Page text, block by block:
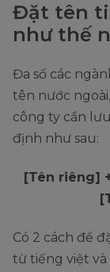
Đặt tên
như thế
Đa số các
tên nước
công ty cần
định như sau:
[Tên riêng]
Có 2 cách để
từ tiếng việt